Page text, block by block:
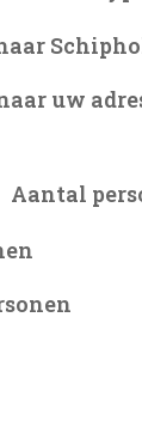
uw
Aantal